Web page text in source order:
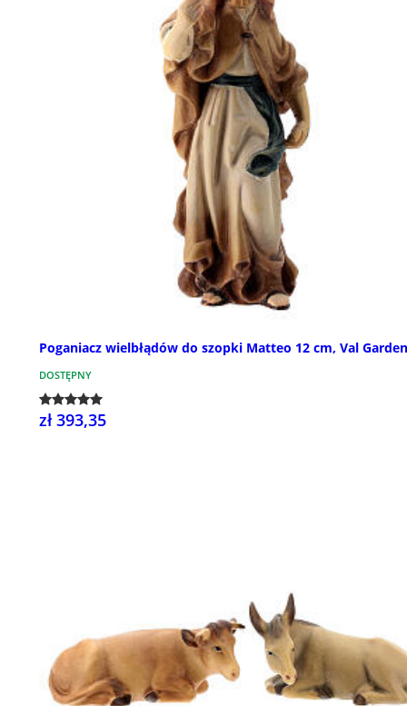
Poganiacz wielbłądów do szopki Matteo 12 cm, Val
DOSTĘPNY
zł 393,35